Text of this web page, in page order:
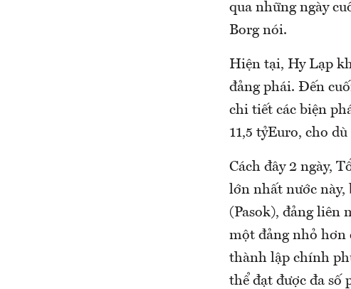
qua những ngày
Borg nói.
Hiện tại, Hy Lạp
đảng phái. Đến
chi tiết các biện
11,5 tỷEuro, cho
Cách đây 2 ngày,
lớn nhất nước này,
(Pasok), đảng liên
một đảng nhỏ hơn
thành lập chính
thể đạt được đa